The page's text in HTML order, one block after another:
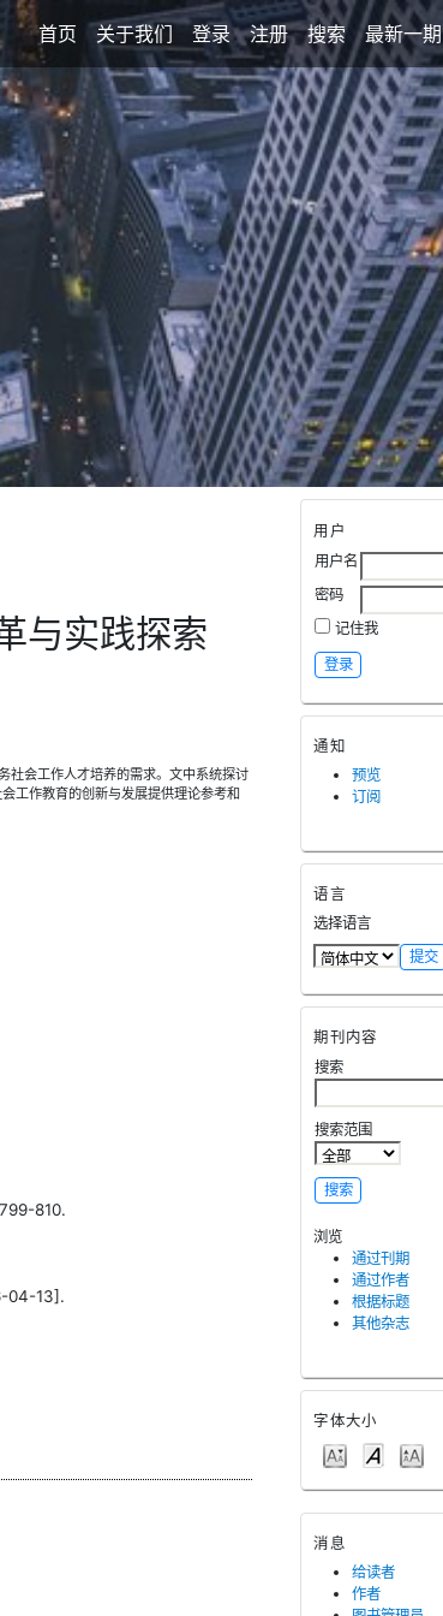
首页 关于我们 登录 注册 搜索 最新一期
用户
用户名
密码
记住我
通知
预览
订阅
语言
选择语言
期刊内容
搜索
搜索范围
浏览
通过刊期
通过作者
根据标题
其他杂志
字体大小
消息
给读者
作者
与实践探索
社会工作人才培养的需求。文中系统探讨
工作教育的创新与发展提供理论参考和
810.
04-13].